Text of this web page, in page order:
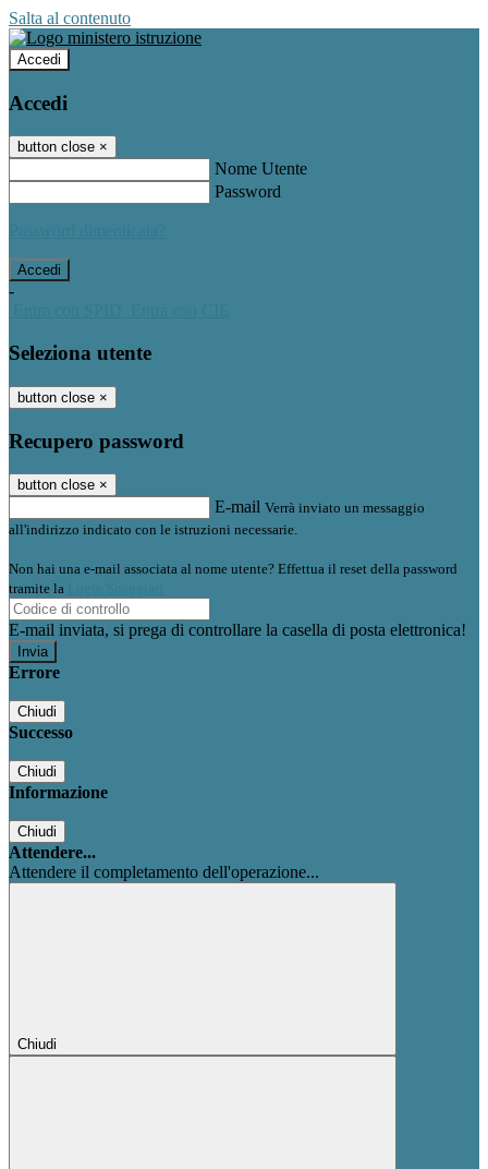
Salta al contenuto
Accedi
Accedi
button close ×
Nome Utente
Password
-
Seleziona utente
button close ×
Recupero password
button close ×
E-mail Verrà inviato un messaggio
all'indirizzo indicato con le istruzioni necessarie.
Non hai una e-mail associata al nome utente? Effettua il reset della password
tramite la
E-mail inviata, si prega di controllare la casella di posta elettronica!
Errore
Chiudi
Successo
Chiudi
Informazione
Chiudi
Attendere...
Attendere il completamento dell'operazione...
Chiudi